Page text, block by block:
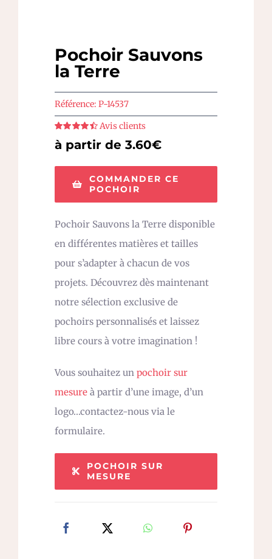
Pochoir Sauvons
la Terre
Référence: P-14537
Note
sur
5
Avis clients
à partir de 3.60€
COMMANDER CE
POCHOIR
Pochoir Sauvons la Terre disponible
en différentes matières et tailles
pour s’adapter à chacun de vos
projets. Découvrez dès maintenant
notre sélection exclusive de
pochoirs personnalisés et laissez
libre cours à votre imagination !
Vous souhaitez un pochoir sur
mesure à partir d’une image, d’un
logo…contactez-nous via le
formulaire.
POCHOIR SUR
MESURE